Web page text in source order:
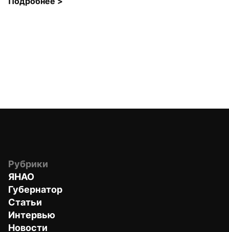
Рубрики
ЯНАО
Губернатор
Статьи
Интервью
Новости